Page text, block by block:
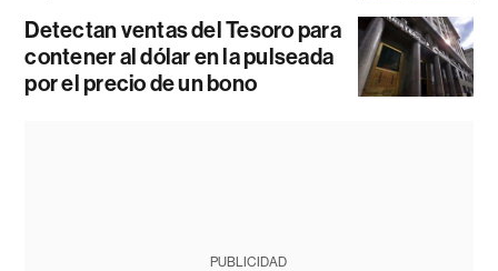
Detectan ventas del Tesoro para
contener al dólar en la pulseada
por el precio de un bono
PUBLICIDAD